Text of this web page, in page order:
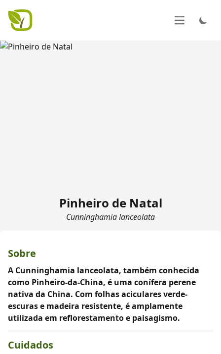
Abrir menu
Pinheiro de Natal
Cunninghamia lanceolata
Sobre
A Cunninghamia lanceolata, também conhecida
como Pinheiro-da-China, é uma conífera perene
nativa da China. Com folhas aciculares verde-
escuras e madeira resistente, é amplamente
utilizada em reflorestamento e paisagismo.
Cuidados